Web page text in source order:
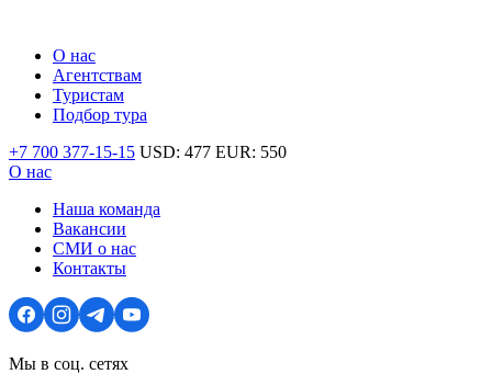
О нас
Агентствам
Туристам
Подбор тура
+7 700 377-15-15 USD: 477 EUR: 550
О нас
Наша команда
Вакансии
СМИ о нас
Контакты
Мы в соц. сетях